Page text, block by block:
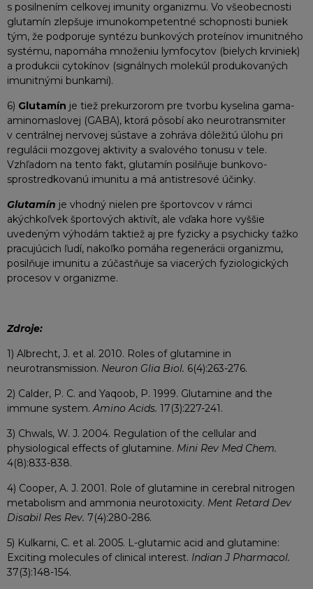
s posilnením celkovej imunity organizmu. Vo všeobecnosti
glutamín zlepšuje imunokompetentné schopnosti buniek
tým, že podporuje syntézu bunkových proteínov imunitného
systému, napomáha množeniu lymfocytov (bielych krviniek)
a produkcii cytokínov (signálnych molekúl produkovaných
imunitnými bunkami).
6) Glutamín je tiež prekurzorom pre tvorbu kyselina gama-
aminomaslovej (GABA), ktorá pôsobí ako neurotransmiter
v centrálnej nervovej sústave a zohráva dôležitú úlohu pri
regulácii mozgovej aktivity a svalového tonusu v tele.
Vzhľadom na tento fakt, glutamín posilňuje bunkovo-
sprostredkovanú imunitu a má antistresové účinky.
Glutamín je vhodný nielen pre športovcov v rámci
akýchkoľvek športových aktivít, ale vďaka hore vyššie
uvedeným výhodám taktiež aj pre fyzicky a psychicky ťažko
pracujúcich ľudí, nakoľko pomáha regenerácii organizmu,
posilňuje imunitu a zúčastňuje sa viacerých fyziologických
procesov v organizme.
Zdroje:
1) Albrecht, J. et al. 2010. Roles of glutamine in
neurotransmission. Neuron Glia Biol. 6(4):263-276.
2) Calder, P. C. and Yaqoob, P. 1999. Glutamine and the
immune system.Amino Acids. 17(3):227-241.
3) Chwals, W. J. 2004. Regulation of the cellular and
physiological effects of glutamine. Mini Rev Med Chem.
4(8):833-838.
4) Cooper, A. J. 2001. Role of glutamine in cerebral nitrogen
metabolism and ammonia neurotoxicity. Ment Retard Dev
Disabil Res Rev. 7(4):280-286.
5) Kulkarni, C. et al. 2005. L-glutamic acid and glutamine:
Exciting molecules of clinical interest. Indian J Pharmacol.
37(3):148-154.